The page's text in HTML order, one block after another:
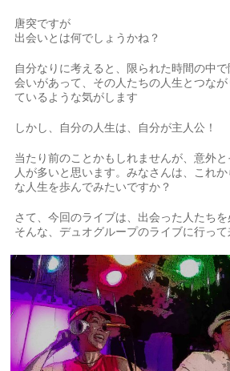
唐突ですが
出会いとは何でしょうかね？
自分なりに考えると、限られた時間の中
会いがあって、その人たちの人生とつな
ているような気がします
しかし、自分の人生は、自分が主人公！
当たり前のことかもしれませんが、意外
人が多いと思います。みなさんは、これ
な人生を歩んでみたいですか？
さて、今回のライブは、出会った人たちを
そんな、デュオグループのライブに行って